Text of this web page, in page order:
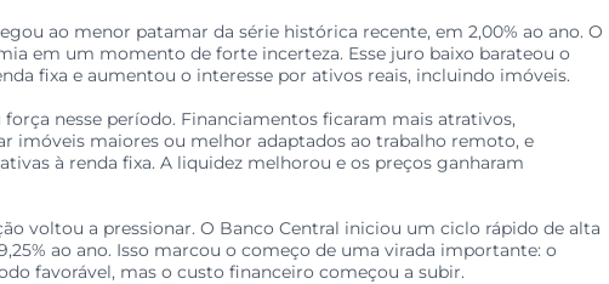
ao menor patamar da série histórica recente, em 2,00% ao ano. O
em um momento de forte incerteza. Esse juro baixo barateou o
fixa e aumentou o interesse por ativos reais, incluindo imóveis.
nesse período. Financiamentos ficaram mais atrativos,
imóveis maiores ou melhor adaptados ao trabalho remoto, e
à renda fixa. A liquidez melhorou e os preços ganharam
voltou a pressionar. O Banco Central iniciou um ciclo rápido de alta
ao ano. Isso marcou o começo de uma virada importante: o
favorável, mas o custo financeiro começou a subir.